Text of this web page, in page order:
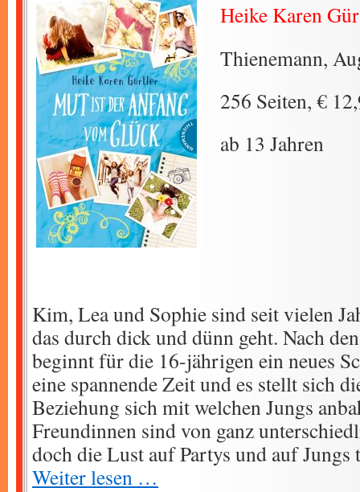
Heike Karen
Thienemann,
256 Seiten, €
ab 13 Jahren
Kim, Lea und Sophie sind seit vielen
das durch dick und dünn geht. Nach
beginnt für die 16-jährigen ein neues
eine spannende Zeit und es stellt sich
Beziehung sich mit welchen Jungs
Freundinnen sind von ganz
doch die Lust auf Partys und auf Jungs
Weiter lesen …